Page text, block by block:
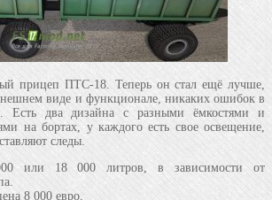
прицеп ПТС-18. Теперь он стал ещё лучше,
виде и функционале, никаких ошибок в
Есть два дизайна с разными ёмкостями и
на бортах, у каждого есть свое освещение,
следы.
или 18 000 литров, в зависимости от
8 000 евро.